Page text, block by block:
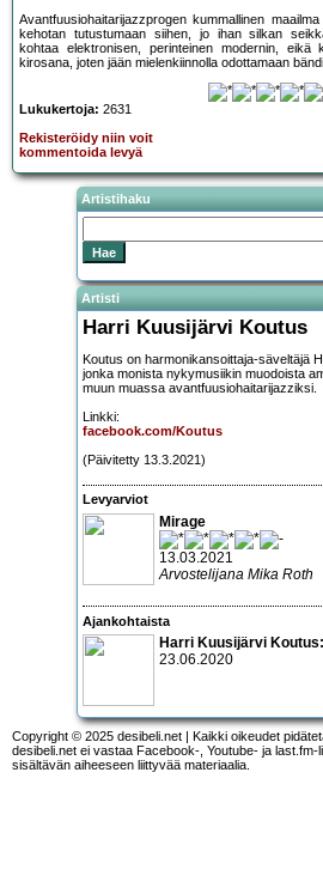
Avantfuusiohaitarijazzprogen kummallinen
kehotan tutustumaan siihen, jo ihan silkan
kohtaa elektronisen, perinteinen modernin, eikä
kirosana, joten jään mielenkiinnolla odottamaan
Lukukertoja: 2631
Rekisteröidy niin voit
kommentoida levyä
Artistihaku
Artisti
Harri Kuusijärvi Koutus
Koutus on harmonikansoittaja-säveltäjä
jonka monista nykymusiikin muodoista
muun muassa avantfuusiohaitarijazziksi.
Linkki:
facebook.com/Koutus
(Päivitetty 13.3.2021)
Levyarviot
Mirage
13.03.2021
Arvostelijana Mika Roth
Ajankohtaista
Harri Kuusijärvi
23.06.2020
Copyright © 2025 desibeli.net | Kaikki oikeudet
desibeli.net ei vastaa Facebook-, Youtube- ja
sisältävän aiheeseen liittyvää materiaalia.